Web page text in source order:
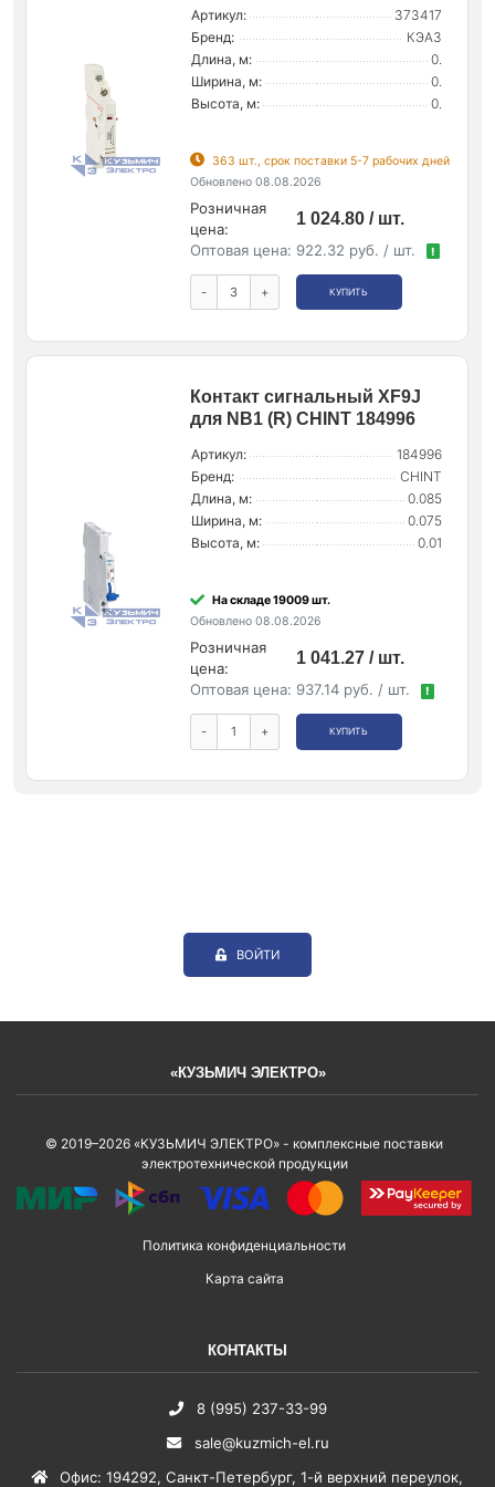
Артикул:
373417
Бренд:
КЭАЗ
Длина, м:
0.
Ширина, м:
0.
Высота, м:
0.
363 шт., срок поставки 5-7 рабочих дней
Обновлено 08.08.2026
Розничная
цена:
1 024.80 / шт.
Оптовая цена: 922.32 руб. / шт. !
- + КУПИТЬ
Контакт сигнальный XF9J
для NB1 (R) CHINT 184996
Артикул:
184996
Бренд:
CHINT
Длина, м:
0.085
Ширина, м:
0.075
Высота, м:
0.01
На складе 19009 шт.
Обновлено 08.08.2026
Розничная
цена:
1 041.27 / шт.
Оптовая цена: 937.14 руб. / шт. !
- + КУПИТЬ
ВОЙТИ
«КУЗЬМИЧ ЭЛЕКТРО»
© 2019–2026 «КУЗЬМИЧ ЭЛЕКТРО» - комплексные поставки
электротехнической продукции
Политика конфиденциальности
Карта сайта
КОНТАКТЫ
8 (995) 237-33-99
sale@kuzmich-el.ru
Офис: 194292, Санкт-Петербург, 1-й верхний переулок,